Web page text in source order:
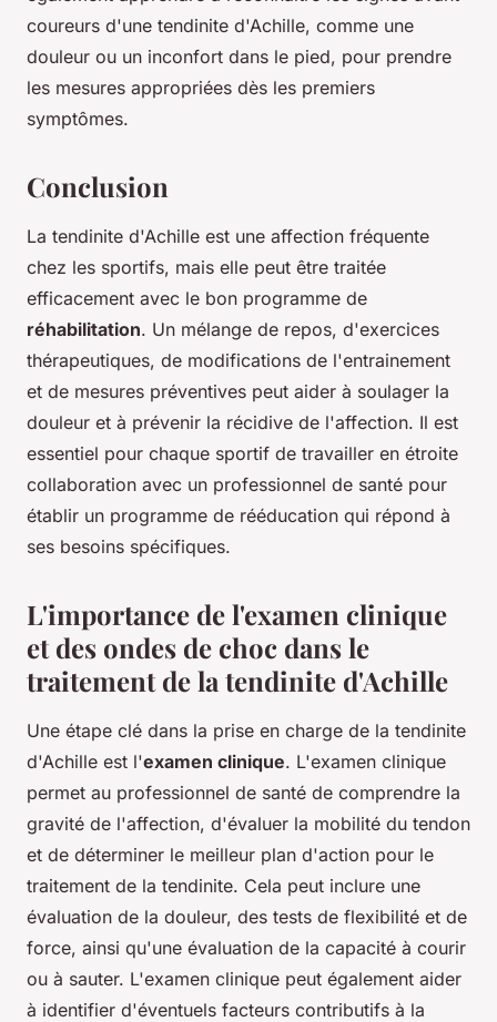
coureurs d'une tendinite d'Achille, comme une
douleur ou un inconfort dans le pied, pour prendre
les mesures appropriées dès les premiers
symptômes.
Conclusion
La tendinite d'Achille est une affection fréquente
chez les sportifs, mais elle peut être traitée
efficacement avec le bon programme de
réhabilitation. Un mélange de repos, d'exercices
thérapeutiques, de modifications de l'entrainement
et de mesures préventives peut aider à soulager la
douleur et à prévenir la récidive de l'affection. Il est
essentiel pour chaque sportif de travailler en étroite
collaboration avec un professionnel de santé pour
établir un programme de rééducation qui répond à
ses besoins spécifiques.
L'importance de l'examen clinique
et des ondes de choc dans le
traitement de la tendinite d'Achille
Une étape clé dans la prise en charge de la tendinite
d'Achille est l'examen clinique. L'examen clinique
permet au professionnel de santé de comprendre la
gravité de l'affection, d'évaluer la mobilité du tendon
et de déterminer le meilleur plan d'action pour le
traitement de la tendinite. Cela peut inclure une
évaluation de la douleur, des tests de flexibilité et de
force, ainsi qu'une évaluation de la capacité à courir
ou à sauter. L'examen clinique peut également aider
à identifier d'éventuels facteurs contributifs à la